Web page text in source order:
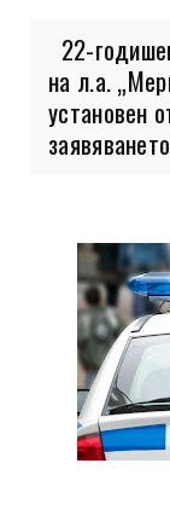
22-
на л.а.
установен